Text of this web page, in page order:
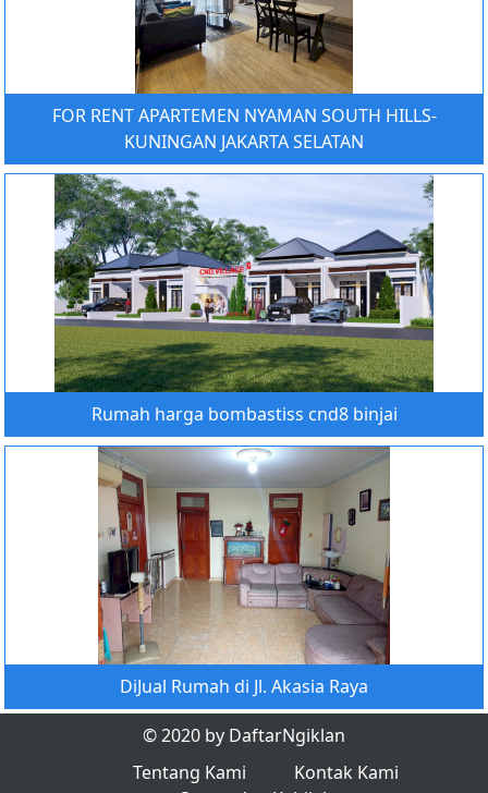
FOR RENT APARTEMEN NYAMAN SOUTH HILLS-
KUNINGAN JAKARTA SELATAN
Rumah harga bombastiss cnd8 binjai
DiJual Rumah di Jl. Akasia Raya
© 2020 by DaftarNgiklan
Tentang Kami
Kontak Kami